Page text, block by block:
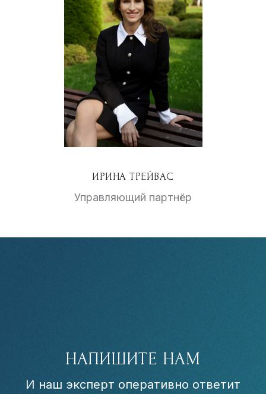
ИРИНА ТРЕЙВАС
Управляющий партнёр
НАПИШИТЕ НАМ
И наш эксперт оперативно ответит